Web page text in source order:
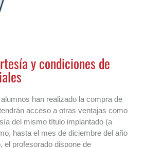
y condiciones de
han realizado la compra de
acceso a otras ventajas como
del mismo título implantado (a
hasta el mes de diciembre del año
el profesorado dispone de